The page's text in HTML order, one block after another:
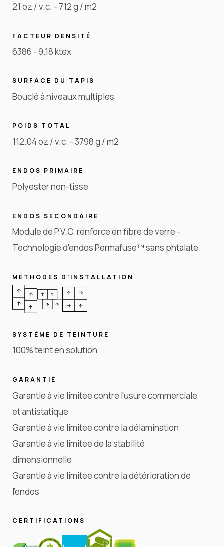
21 oz / v.c. - 712 g / m2
FACTEUR DENSITÉ
6386 - 9.18 ktex
SURFACE DU TAPIS
Bouclé à niveaux multiples
POIDS TOTAL
112.04 oz / v.c. - 3798 g / m2
ENDOS PRIMAIRE
Polyester non-tissé
ENDOS SECONDAIRE
Module de P.V.C. renforcé en fibre de verre -
Technologie d'endos Permafuse™ sans phtalate
MÉTHODES D'INSTALLATION
SYSTÈME DE TEINTURE
100% teint en solution
GARANTIE
Garantie à vie limitée contre l'usure commerciale
et antistatique
Garantie à vie limitée contre la délamination
Garantie à vie limitée de la stabilité
dimensionnelle
Garantie à vie limitée contre la détérioration de
l'endos
CERTIFICATIONS